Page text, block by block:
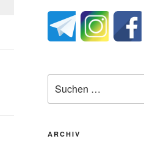
nach:
ARCHIV